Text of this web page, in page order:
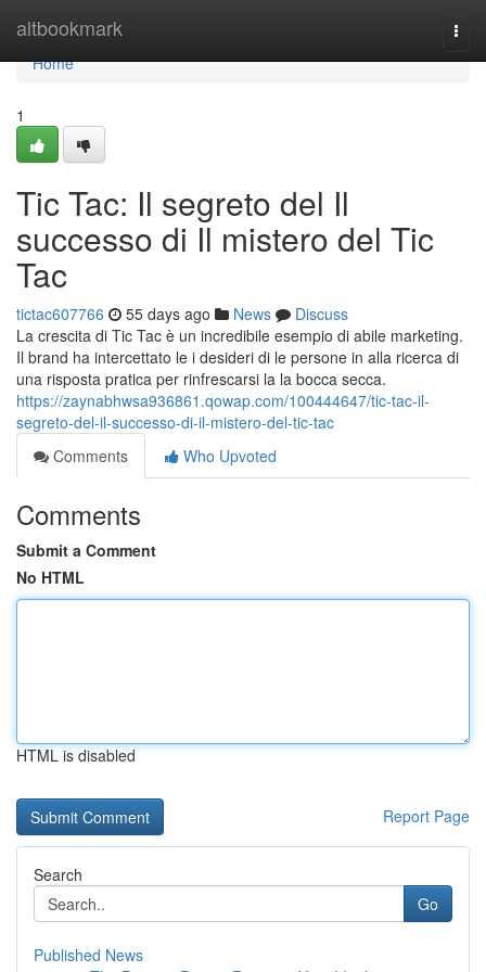
altbookmark
Home
Home
1
Tic Tac: Il segreto del Il
successo di Il mistero del Tic
Tac
tictac607766 55 days ago News
Discuss
La crescita di Tic Tac è un incredibile esempio di abile marketing.
Il brand ha intercettato le i desideri di le persone in alla ricerca di
una risposta pratica per rinfrescarsi la la bocca secca.
https://zaynabhwsa936861.qowap.com/100444647/tic-tac-il-
segreto-del-il-successo-di-il-mistero-del-tic-tac
Comments
Who Upvoted
Comments
Submit a Comment
No HTML
HTML is disabled
Report Page
Search
Go
Published News